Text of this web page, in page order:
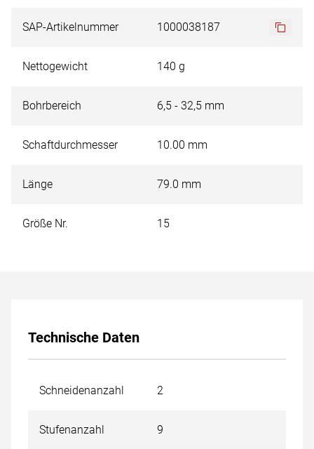
SAP-Artikelnummer 1000038187
Nettogewicht 140 g
Bohrbereich 6,5 - 32,5 mm
Schaftdurchmesser 10.00 mm
Länge 79.0 mm
Größe Nr. 15
Technische Daten
Schneidenanzahl 2
Stufenanzahl 9